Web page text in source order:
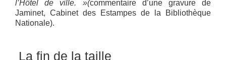
l’Hôtel de ville. »(commentaire d’une gravure de
Jaminet, Cabinet des Estampes de la Bibliothèque
Nationale).
La fin de la taille